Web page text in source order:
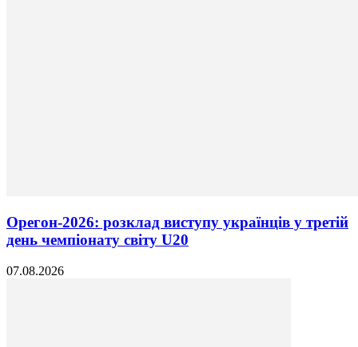
Орегон-2026: розклад виступу українців у третій
день чемпіонату світу U20
07.08.2026